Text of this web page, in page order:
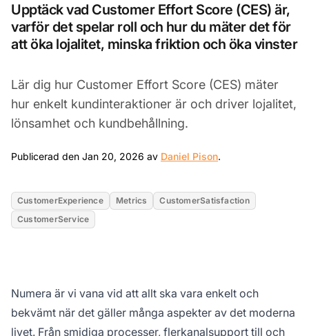
Upptäck vad Customer Effort Score (CES) är,
varför det spelar roll och hur du mäter det för
att öka lojalitet, minska friktion och öka vinster
Lär dig hur Customer Effort Score (CES) mäter
hur enkelt kundinteraktioner är och driver lojalitet,
lönsamhet och kundbehållning.
Publicerad den Jan 20, 2026 av Daniel Pison.
CustomerExperience Metrics
CustomerSatisfaction
CustomerService
Numera är vi vana vid att allt ska vara enkelt och
bekvämt när det gäller många aspekter av det moderna
livet. Från smidiga processer, flerkanalsupport till och